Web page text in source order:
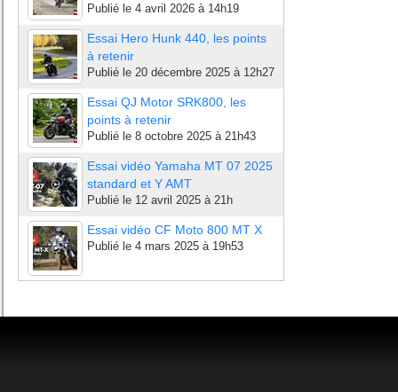
Publié le 4 avril 2026 à 14h19
Essai Hero Hunk 440, les points
à retenir
Publié le 20 décembre 2025 à 12h27
Essai QJ Motor SRK800, les
points à retenir
Publié le 8 octobre 2025 à 21h43
Essai vidéo Yamaha MT 07 2025
standard et Y AMT
Publié le 12 avril 2025 à 21h
Essai vidéo CF Moto 800 MT X
Publié le 4 mars 2025 à 19h53